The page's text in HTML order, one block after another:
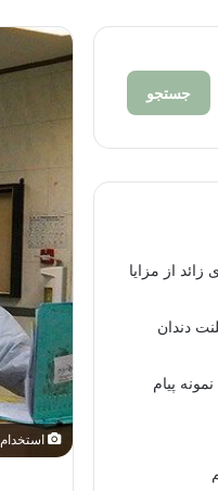
جستجو
از مزایا
دندان
متن کوتاه در مورد دندانپزشکی + [10 نمونه پیام